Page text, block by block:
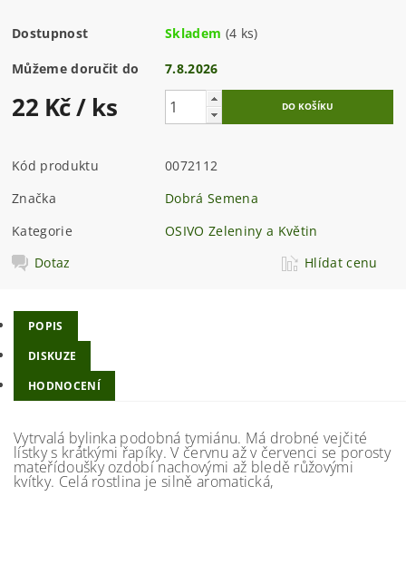
Dostupnost Skladem (4 ks)
Můžeme doručit do 7.8.2026
22 Kč/ ks
Kód produktu
0072112
Značka
Dobrá Semena
Kategorie
OSIVO Zeleniny a Květin
Dotaz
Hlídat cenu
POPIS
DISKUZE
HODNOCENÍ
Vytrvalá bylinka podobná tymiánu. Má drobné vejčité
lístky s krátkými řapíky. V červnu až v červenci se porosty
mateřídoušky ozdobí nachovými až bledě růžovými
kvítky. Celá rostlina je silně aromatická,